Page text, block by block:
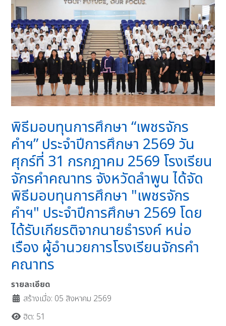
พิธีมอบทุนการศึกษา “เพชรจักร
คำฯ” ประจำปีการศึกษา 2569 วัน
ศุกร์ที่ 31 กรกฎาคม 2569 โรงเรียน
จักรคำคณาทร จังหวัดลำพูน ได้จัด
พิธีมอบทุนการศึกษา "เพชรจักร
คำฯ" ประจำปีการศึกษา 2569 โดย
ได้รับเกียรติจากนายธำรงค์ หน่อ
เรือง ผู้อำนวยการโรงเรียนจักรคำ
คณาทร
รายละเอียด
สร้างเมื่อ: 05 สิงหาคม 2569
ฮิต: 51